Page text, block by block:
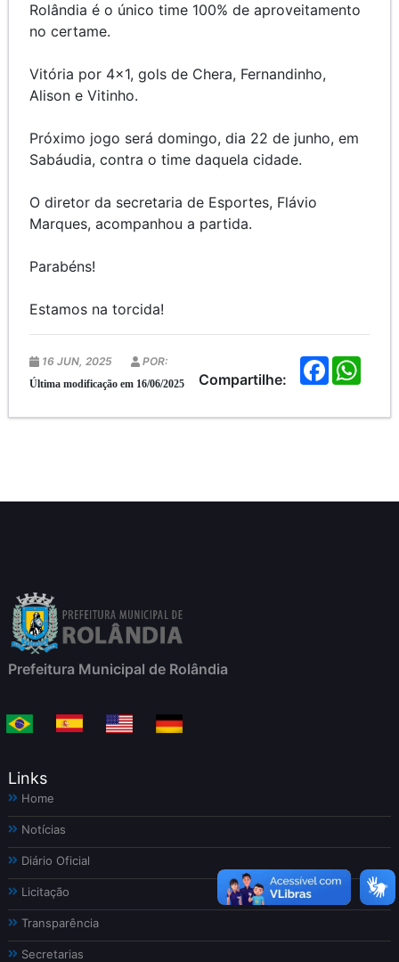
Rolândia é o único time 100% de aproveitamento
no certame.
Vitória por 4x1, gols de Chera, Fernandinho,
Alison e Vitinho.
Próximo jogo será domingo, dia 22 de junho, em
Sabáudia, contra o time daquela cidade.
O diretor da secretaria de Esportes, Flávio
Marques, acompanhou a partida.
Parabéns!
Estamos na torcida!
Compartilhe:
F
a
b
s
16 JUN, 2025 POR:
Última modificação em 16/06/2025
Prefeitura Municipal de Rolândia
Links
Home
Notícias
Diário Oficial
Licitação
Transparência
Secretarias